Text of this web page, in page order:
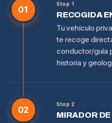
01
Stop 1
RECOGIDA
Tu vehículo
te recoge
conductor/guía
historia y
02
Stop 2
MIRADOR